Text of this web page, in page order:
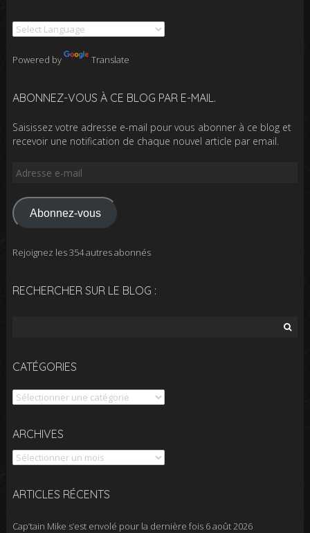
Powered by Translate
ABONNEZ-VOUS À CE BLOG PAR E-MAIL.
Saisissez votre adresse e-mail pour vous abonner à ce blog et
recevoir une notification de chaque nouvel article par email.
Adresse
mail
Abonnez-vous
Rejoignez les 354 autres abonnés
RECHERCHER SUR LE BLOG :
CATÉGORIES
Catégories
ARCHIVES
Archives
ARTICLES RÉCENTS
Cap’tain Mike s’est envolé pour la dernière fois 6 août 2026